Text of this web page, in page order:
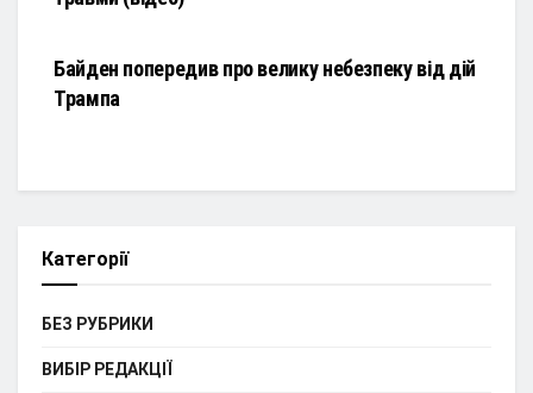
Байден попередив про велику небезпеку від дій
Трампа
Категорії
БЕЗ РУБРИКИ
ВИБІР РЕДАКЦІЇ